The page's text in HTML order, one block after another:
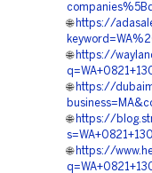
🌐 https://
🌐 https://
🌐 https://
🌐 https://
🌐 https://